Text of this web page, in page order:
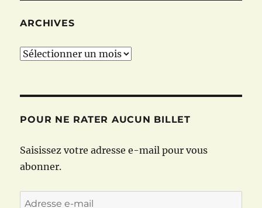
ARCHIVES
Archives
POUR NE RATER AUCUN BILLET
Saisissez votre adresse e-mail pour vous
abonner.
Adresse